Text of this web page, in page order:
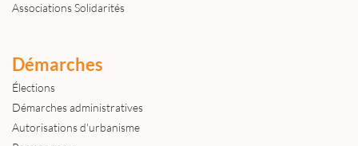
Associations Solidarités
Démarches
Élections
Démarches administratives
Autorisations d'urbanisme